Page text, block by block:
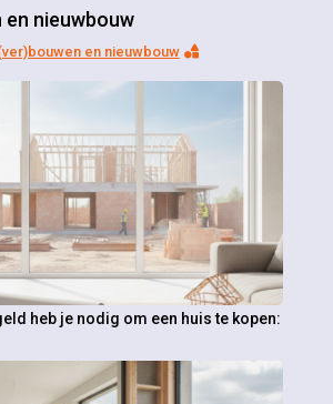
nieuwbouw
en nieuwbouw
heb je nodig om een huis te kopen: